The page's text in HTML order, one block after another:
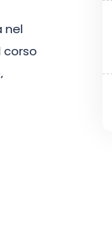
nel
corso